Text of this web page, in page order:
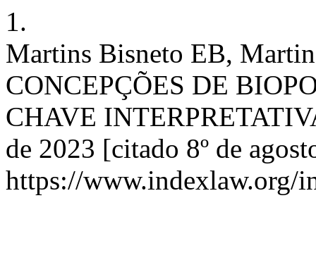
1.
Martins Bisneto EB,
CONCEPÇÕES DE
CHAVE
de 2023 [citado 8º de
https://www.indexlaw.org/